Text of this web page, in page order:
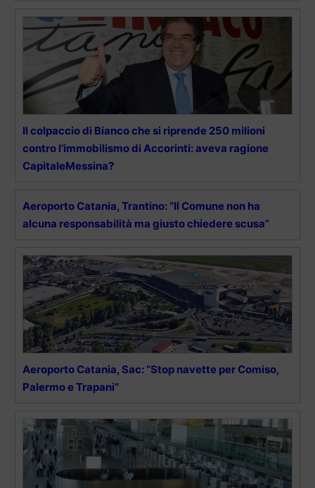
Il colpaccio di Bianco che si riprende 250 milioni
contro l’immobilismo di Accorinti: aveva ragione
CapitaleMessina?
Aeroporto Catania, Trantino: “Il Comune non ha
alcuna responsabilità ma giusto chiedere scusa”
Aeroporto Catania, Sac: “Stop navette per Comiso,
Palermo e Trapani”